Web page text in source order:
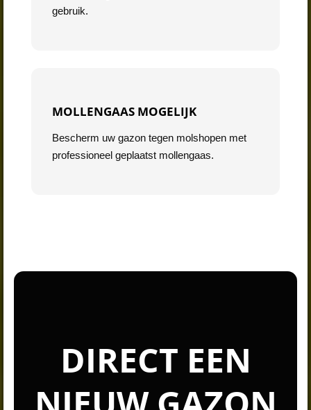
gebruik.
MOLLENGAAS MOGELIJK
Bescherm uw gazon tegen molshopen met
professioneel geplaatst mollengaas.
DIRECT EEN